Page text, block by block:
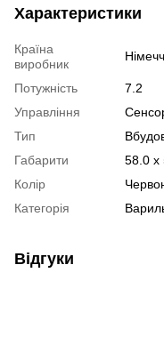
Характеристики
Країна
виробник
Потужність
7.2
Управління
Тип
Габарити
58.0 х
Колір
Категорія
Відгуки